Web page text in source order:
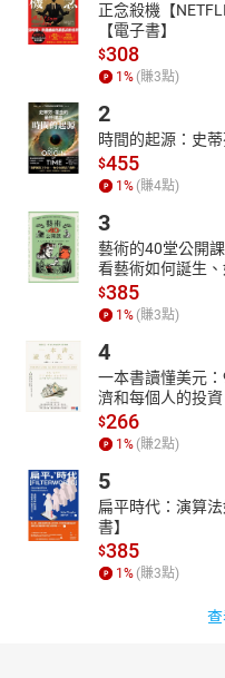
正念殺機【
【電子書】
$308
1 % (賺3點)
2
時間的起源：史
$455
1 % (賺4點)
3
藝術的40堂公開
看藝術如何誕生、
$385
1 % (賺3點)
4
一本書讀懂美元
濟和每個人的投資
$266
1 % (賺2點)
5
扁平時代：演算
書】
$385
1 % (賺3點)